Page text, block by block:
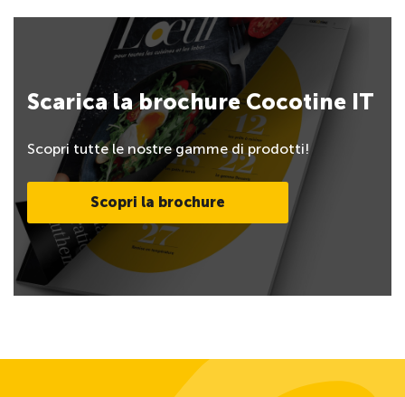
Scarica la brochure Cocotine IT
Scopri tutte le nostre gamme di prodotti!
Scopri la brochure